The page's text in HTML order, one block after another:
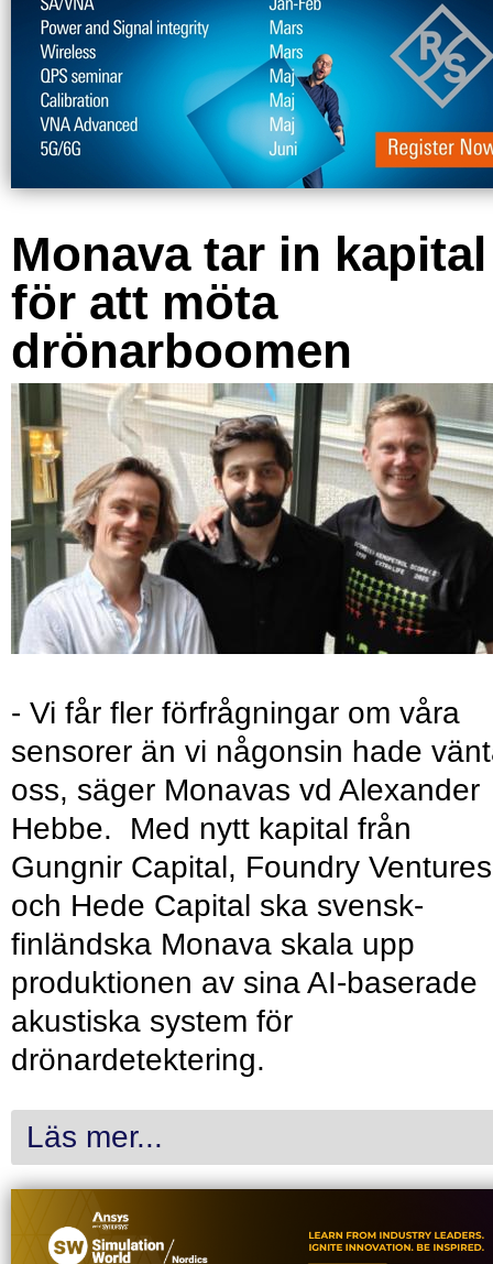
Monava tar in kapital
för att möta
drönarboomen
- Vi får fler förfrågningar om våra
sensorer än vi någonsin hade
oss, säger Monavas vd Alexander
Hebbe. Med nytt kapital från
Gungnir Capital, Foundry Ventures
och Hede Capital ska svensk-
finländska Monava skala upp
produktionen av sina AI-baserade
akustiska system för
drönardetektering.
Läs mer...